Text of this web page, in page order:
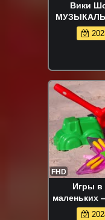
Вики
Песню
FHD
Игры в
маленьких